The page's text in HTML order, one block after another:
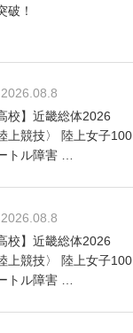
破！
2026.08.8
校】近畿総体2026
上競技〉 陸上女子100
トル障害 …
2026.08.8
校】近畿総体2026
上競技〉 陸上女子100
トル障害 …